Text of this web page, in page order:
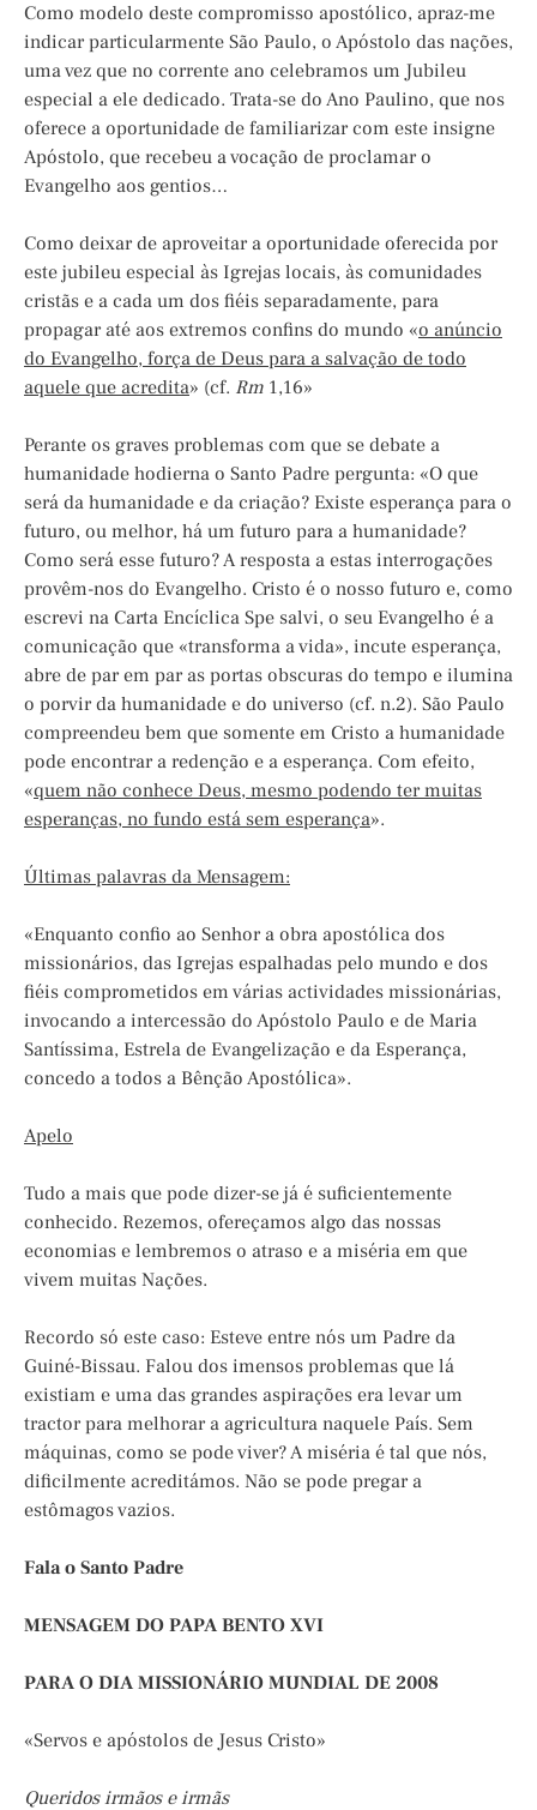
Como modelo deste compromisso apostólico, apraz-me
indicar particularmente São Paulo, o Apóstolo das nações,
uma vez que no corrente ano celebramos um Jubileu
especial a ele dedicado. Trata-se do Ano Paulino, que nos
oferece a oportunidade de familiarizar com este insigne
Apóstolo, que recebeu a vocação de proclamar o
Evangelho aos gentios…
Como deixar de aproveitar a oportunidade oferecida por
este jubileu especial às Igrejas locais, às comunidades
cristãs e a cada um dos fiéis separadamente, para
propagar até aos extremos confins do mundo «o anúncio
do Evangelho, força de Deus para a salvação de todo
aquele que acredita» (cf. Rm 1,16»
Perante os graves problemas com que se debate a
humanidade hodierna o Santo Padre pergunta: «O que
será da humanidade e da criação? Existe esperança para o
futuro, ou melhor, há um futuro para a humanidade?
Como será esse futuro? A resposta a estas interrogações
provêm-nos do Evangelho. Cristo é o nosso futuro e, como
escrevi na Carta Encíclica Spe salvi, o seu Evangelho é a
comunicação que «transforma a vida», incute esperança,
abre de par em par as portas obscuras do tempo e ilumina
o porvir da humanidade e do universo (cf. n.2). São Paulo
compreendeu bem que somente em Cristo a humanidade
pode encontrar a redenção e a esperança. Com efeito,
«quem não conhece Deus, mesmo podendo ter muitas
esperanças, no fundo está sem esperança».
Últimas palavras da Mensagem:
«Enquanto confio ao Senhor a obra apostólica dos
missionários, das Igrejas espalhadas pelo mundo e dos
fiéis comprometidos em várias actividades missionárias,
invocando a intercessão do Apóstolo Paulo e de Maria
Santíssima, Estrela de Evangelização e da Esperança,
concedo a todos a Bênção Apostólica».
Apelo
Tudo a mais que pode dizer-se já é suficientemente
conhecido. Rezemos, ofereçamos algo das nossas
economias e lembremos o atraso e a miséria em que
vivem muitas Nações.
Recordo só este caso: Esteve entre nós um Padre da
Guiné-Bissau. Falou dos imensos problemas que lá
existiam e uma das grandes aspirações era levar um
tractor para melhorar a agricultura naquele País. Sem
máquinas, como se pode viver? A miséria é tal que nós,
dificilmente acreditámos. Não se pode pregar a
estômagos vazios.
Fala o Santo Padre
MENSAGEM DO PAPA BENTO XVI
PARA O DIA MISSIONÁRIO MUNDIAL DE 2008
«Servos e apóstolos de Jesus Cristo»
Queridos irmãos e irmãs